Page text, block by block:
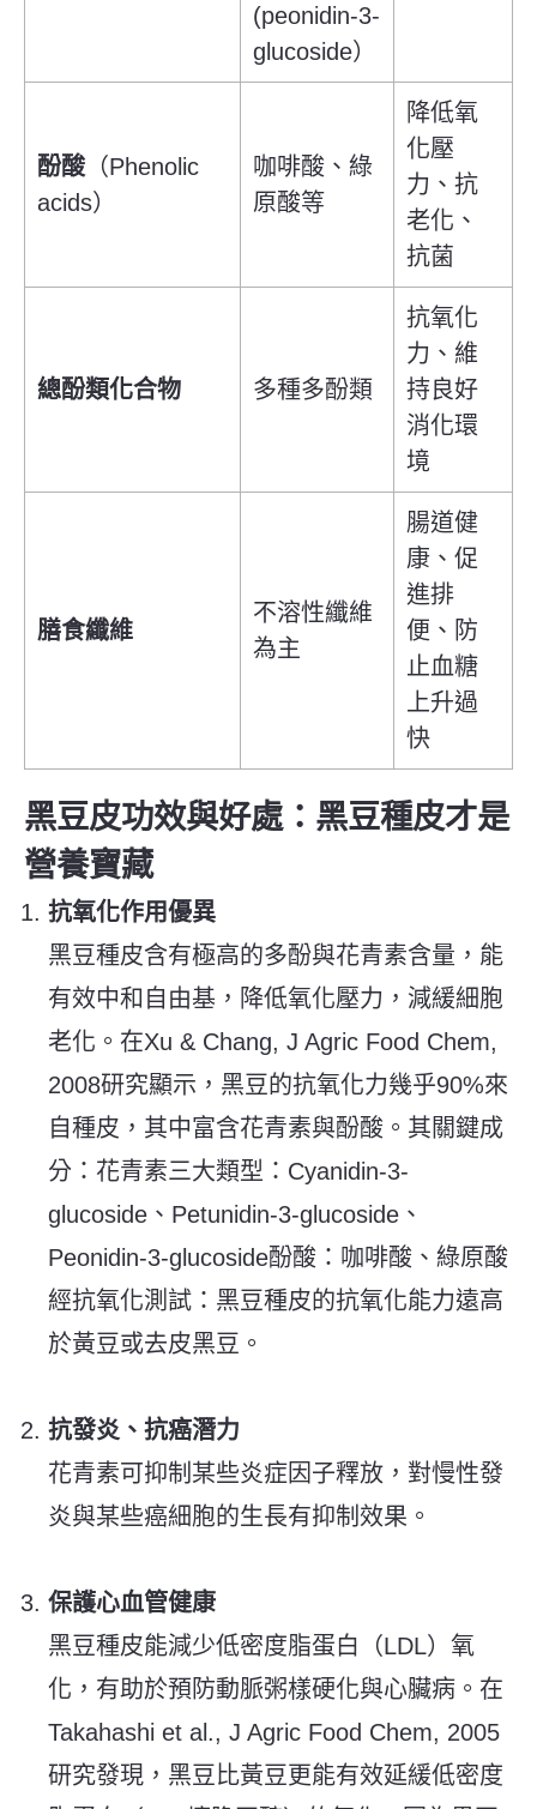
(peonidin-3-
glucoside）
酚酸 （Phenolic
acids）
咖啡酸、綠
原酸等
降低氧
化壓
力、抗
老化、
抗菌
總酚類化合物 多種多酚類
抗氧化
力、 維
持良好
消化環
境
膳食纖維
不溶性纖維
為主
腸道健
康、促
進排
便、防
止血糖
上升過
快
黑豆皮功效與好處：黑豆種皮才是
營養寶藏
抗氧化作用優異
黑豆種皮含有極高的多酚與花青素含量，能
有效中和自由基，降低氧化壓力，減緩細胞
老化。在Xu & Chang, J Agric Food Chem,
2008研究顯示，黑豆的抗氧化力幾乎90%來
自種皮，其中富含花青素與酚酸。其關鍵成
分：花青素三大類型：Cyanidin-3-
glucoside、Petunidin-3-glucoside、
Peonidin-3-glucoside酚酸：咖啡酸、綠原酸
經抗氧化測試：黑豆種皮的抗氧化能力遠高
於黃豆或去皮黑豆。
抗發炎、抗癌潛力
花青素可抑制某些炎症因子釋放，對慢性發
炎與某些癌細胞的生長有抑制效果。
保護心血管健康
黑豆種皮能減少低密度脂蛋白（LDL）氧
化，有助於預防動脈粥樣硬化與心臟病。在
Takahashi et al., J Agric Food Chem, 2005
研究發現，黑豆比黃豆更能有效延緩低密度